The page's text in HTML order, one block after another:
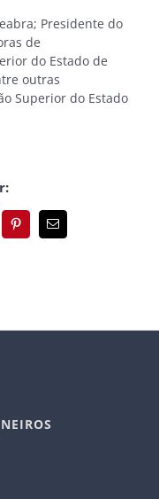
Presidente do
de
do Estado de
outras
Superior do Estado
Pinterest
E-
mail